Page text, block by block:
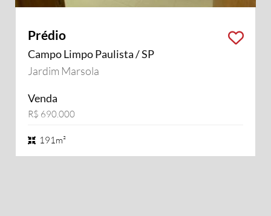
Prédio
Campo Limpo Paulista / SP
Jardim Marsola
Venda
R$ 690.000
191m²